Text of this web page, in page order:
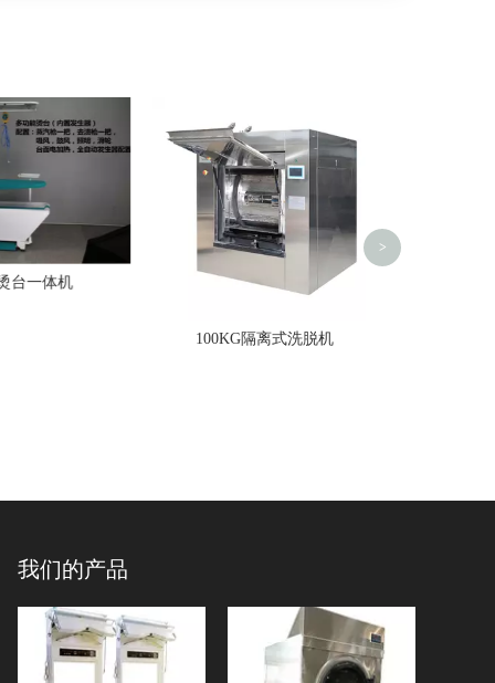
一体机
100KG隔离式洗脱机
>
我们的产品